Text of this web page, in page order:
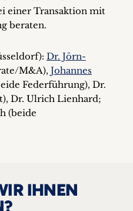
einer Transaktion mit
beraten.
Dr. Jörn-
M&A), Johannes
Federführung), Dr.
Dr. Ulrich Lienhard;
(beide
IHNEN